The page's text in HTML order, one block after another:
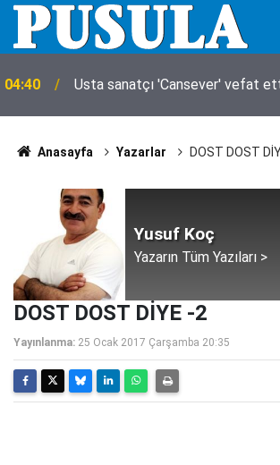
04:40 Usta sanatçı 'Cansever' vefat
Anasayfa Yazarlar DOST DOST
Yusuf Koç
Yazarın Tüm Yazıları >
DOST DOST DİYE -2
Yayınlanma: 25 Ocak 2017 Çarşamba 20:35